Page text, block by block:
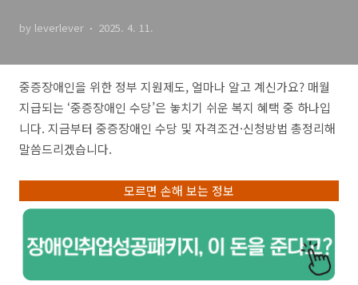
by leverlever 2025. 4. 11.
중증장애인을 위한 정부 지원제도, 얼마나 알고 계신가요? 매월
지급되는 ‘중증장애인 수당’은 놓치기 쉬운 복지 혜택 중 하나입
니다. 지금부터 중증장애인 수당 및 자격조건·신청방법 총정리해
말씀드리겠습니다.
모르면 손해 보는 정보